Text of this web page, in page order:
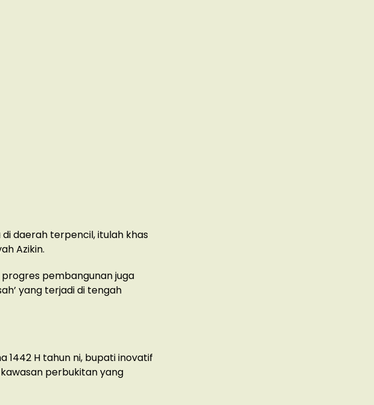
daerah terpencil, itulah khas
Azikin.
pembangunan juga
yang terjadi di tengah
1442 H tahun ni, bupati inovatif
perbukitan yang